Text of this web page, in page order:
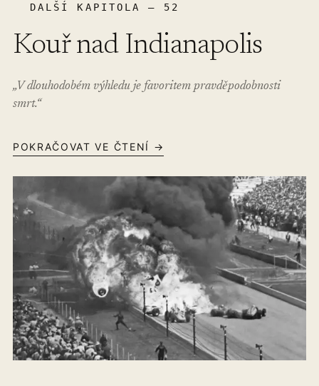
DALŠÍ KAPITOLA – 52
Kouř nad Indianapolis
„V dlouhodobém výhledu je favoritem pravděpodobnosti
smrt.“
POKRAČOVAT VE ČTENÍ →